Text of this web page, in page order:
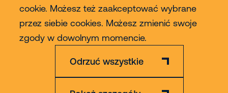
cookie. Możesz też zaakceptować wybrane
przez siebie cookies. Możesz zmienić swoje
zgody w dowolnym momencie.
Odrzuć wszystkie
Zastrzeżenie Polityka Prywatności & Cookies
© 2026 Riwal - All rights reserved